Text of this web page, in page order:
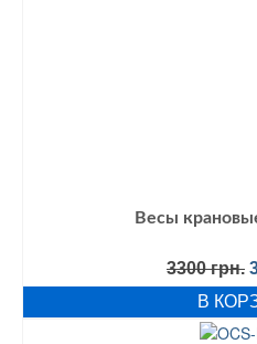
Весы
3300грн.
В